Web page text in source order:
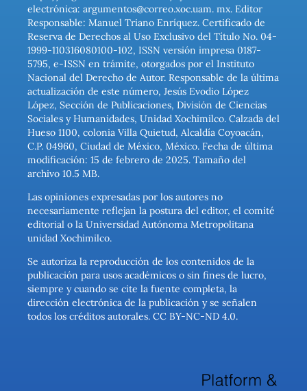
electrónica: argumentos@correo.xoc.uam. mx. Editor
Responsable: Manuel Triano Enríquez. Certificado de
Reserva de Derechos al Uso Exclusivo del Título No. 04-
1999-110316080100-102, ISSN versión impresa 0187-
5795, e-ISSN en trámite, otorgados por el Instituto
Nacional del Derecho de Autor. Responsable de la última
actualización de este número, Jesús Evodio López
López, Sección de Publicaciones, División de Ciencias
Sociales y Humanidades, Unidad Xochimilco. Calzada del
Hueso 1100, colonia Villa Quietud, Alcaldía Coyoacán,
C.P. 04960, Ciudad de México, México. Fecha de última
modificación: 15 de febrero de 2025. Tamaño del
archivo 10.5 MB.
Las opiniones expresadas por los autores no
necesariamente reflejan la postura del editor, el comité
editorial o la Universidad Autónoma Metropolitana
unidad Xochimilco.
Se autoriza la reproducción de los contenidos de la
publicación para usos académicos o sin fines de lucro,
siempre y cuando se cite la fuente completa, la
dirección electrónica de la publicación y se señalen
todos los créditos autorales. CC BY-NC-ND 4.0.